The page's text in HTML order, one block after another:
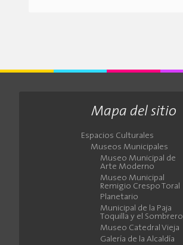
Mapa del sitio
Espacios Culturales
Museos Municipales
Museo Municipal de
Arte Moderno
Museo Municipal
Remigio Crespo Toral
Planetario
Municipal de la Paja
Toquilla y el Sombrero
Museo Catedral Vieja
Galería de la Alcaldía